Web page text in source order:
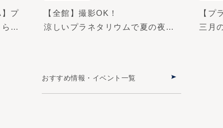
プ
め
【全館】撮影OK！
涼しいプラネタリウムで夏の夜空
【プ
三月
おすすめ情報・イベント一覧